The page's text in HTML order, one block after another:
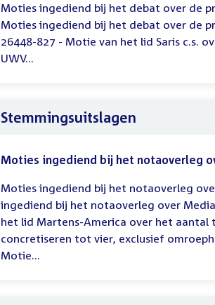
Moties ingediend bij het debat over de
Moties ingediend bij het debat over de
26448-827 - Motie van het lid Saris c.s.
UWV...
Stemmingsuitslagen
Moties ingediend bij het notaoverleg
Moties ingediend bij het notaoverleg
ingediend bij het notaoverleg over
het lid Martens-America over het aantal
concretiseren tot vier, exclusief
Motie...